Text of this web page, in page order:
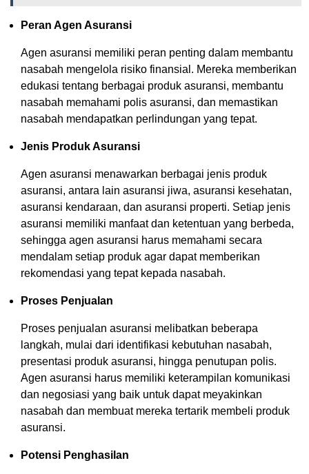
Peran Agen Asuransi
Agen asuransi memiliki peran penting dalam membantu
nasabah mengelola risiko finansial. Mereka memberikan
edukasi tentang berbagai produk asuransi, membantu
nasabah memahami polis asuransi, dan memastikan
nasabah mendapatkan perlindungan yang tepat.
Jenis Produk Asuransi
Agen asuransi menawarkan berbagai jenis produk
asuransi, antara lain asuransi jiwa, asuransi kesehatan,
asuransi kendaraan, dan asuransi properti. Setiap jenis
asuransi memiliki manfaat dan ketentuan yang berbeda,
sehingga agen asuransi harus memahami secara
mendalam setiap produk agar dapat memberikan
rekomendasi yang tepat kepada nasabah.
Proses Penjualan
Proses penjualan asuransi melibatkan beberapa
langkah, mulai dari identifikasi kebutuhan nasabah,
presentasi produk asuransi, hingga penutupan polis.
Agen asuransi harus memiliki keterampilan komunikasi
dan negosiasi yang baik untuk dapat meyakinkan
nasabah dan membuat mereka tertarik membeli produk
asuransi.
Potensi Penghasilan